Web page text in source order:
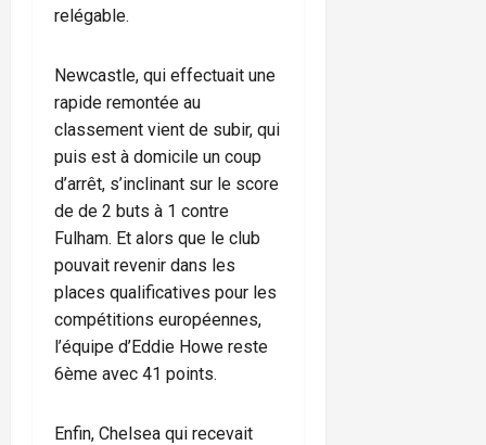
relégable.
Newcastle, qui effectuait une
rapide remontée au
classement vient de subir, qui
puis est à domicile un coup
d’arrêt, s’inclinant sur le score
de de 2 buts à 1 contre
Fulham. Et alors que le club
pouvait revenir dans les
places qualificatives pour les
compétitions européennes,
l’équipe d’Eddie Howe reste
6ème avec 41 points.
Enfin, Chelsea qui recevait